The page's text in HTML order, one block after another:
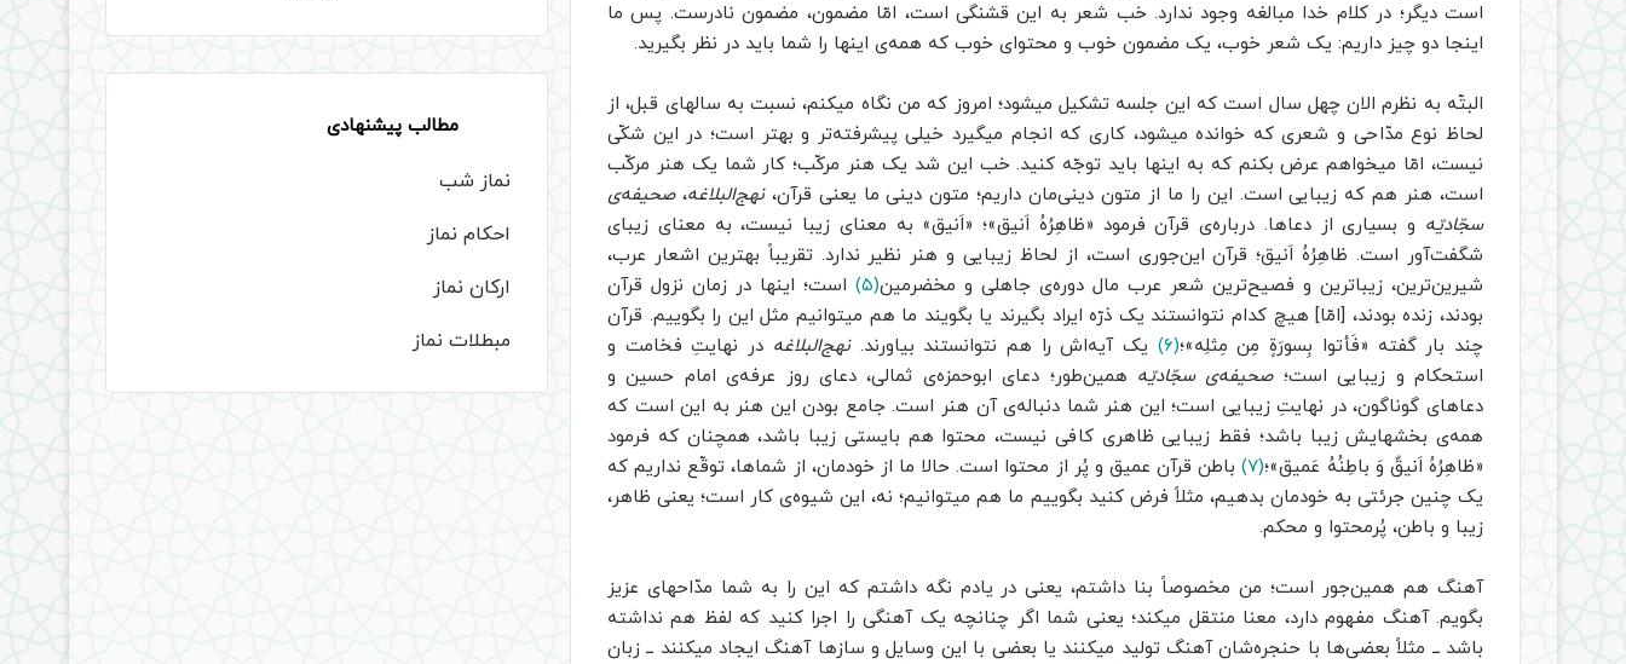
است دیگر؛ در کلام خدا مبالغه وجود ندارد. خب شعر به این قشنگی است، امّا مضمون، مضمون نادرست. پس ما
اینجا دو چیز داریم: یک شعر خوب، یک مضمون خوب و محتوای خوب که همه‌ی اینها را شما باید در نظر بگیرید.
البتّه به نظرم الان چهل سال است که این جلسه تشکیل میشود؛ امروز که من نگاه میکنم، نسبت به سالهای قبل، از
لحاظ نوع مدّاحی و شعری که خوانده میشود، کاری که انجام میگیرد خیلی پیشرفته‌تر و بهتر است؛ در این شکّی
نیست، امّا میخواهم عرض بکنم که به اینها باید توجّه کنید. خب این شد یک هنر مرکّب؛ کار شما یک هنر مرکّب
است، هنر هم که زیبایی است. این را ما از متون دینی‌مان داریم؛ متون دینی ما یعنی قرآن،نهج‌البلاغه،صحیفه‌ی
سجّادیّه و بسیاری از دعاها. درباره‌ی قرآن فرمود «ظاهِرُهُ اَنیق»؛ «اَنیق» به معنای زیبا نیست، به معنای زیبای
شگفت‌آور است. ظاهِرُهُ اَنیق؛ قرآن این‌جوری است، از لحاظ زیبایی و هنر نظیر ندارد. تقریباً بهترین اشعار عرب،
شیرین‌ترین، زیباترین و فصیح‌ترین شعر عرب مال دوره‌ی جاهلی و مخضرمین(۵) است؛ اینها در زمان نزول قرآن
بودند، زنده بودند، [امّا] هیچ‌ کدام نتوانستند یک ذرّه‌ ایراد بگیرند یا بگویند ما هم میتوانیم مثل این را بگوییم. قرآن
چند بار گفته «فَأتوا بِسورَةٍ مِن مِثلِه»؛(۶) یک آیه‌اش را هم نتوانستند بیاورند.نهج‌البلاغه در نهایتِ فخامت و
استحکام و زیبایی است؛صحیفه‌ی سجّادیّه همین‌طور؛ دعای ابوحمزه‌ی ثمالی، دعای روز عرفه‌ی امام حسین و
دعاهای گوناگون، در نهایتِ زیبایی است؛ این هنر شما دنباله‌ی آن هنر است. جامع بودن این هنر به این است که
همه‌ی بخشهایش زیبا باشد؛ فقط زیبایی ظاهری کافی نیست، محتوا هم بایستی زیبا باشد، همچنان که فرمود
«ظاهِرُهُ اَنیقٌ وَ باطِنُهُ عَمیق»؛(۷)باطن قرآن عمیق و پُر از محتوا است. حالا ما از خودمان، از شماها، توقّع نداریم که
یک چنین جرئتی به خودمان بدهیم، مثلاً فرض کنید بگوییم ما هم میتوانیم؛ نه، این شیوه‌ی کار است؛ یعنی ظاهر،
زیبا و باطن، پُرمحتوا و محکم.
آهنگ هم همین‌جور است؛ من مخصوصاً بنا داشتم، یعنی در یادم نگه داشتم که این را به شما مدّاحهای عزیز
بگویم. آهنگ مفهوم دارد، معنا منتقل میکند؛ یعنی شما اگر چنانچه یک آهنگی را اجرا کنید که لفظ هم نداشته
باشد ــ‌ مثلاً بعضی‌ها با حنجره‌شان آهنگ تولید میکنند یا بعضی با این وسایل و سازها آهنگ ایجاد میکنند ــزبان
مطالب پیشنهادی
نماز شب
احکام نماز
ارکان نماز
مبطلات نماز